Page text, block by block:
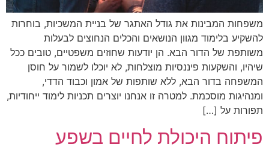
משפחות המבינות את גודל האתגר של בניית המשכיות, בוחרות
להשקיע בלימוד מגוון הנושאים והכלים הנחוצים לבעלות
משותפת של הדור הבא. הן יודעות שחוזים משפטיים, טובים ככל
שיהיו, והשקעות פיננסיות מוצלחות, לא יוכלו לשמור על חוסן
המשפחה בדור הבא, ללא שותפות של אמון וכבוד הדדי,
ומנהיגות מוסכמת. למטרה זו אנחנו יוצרים תכניות לימוד ייחודיות,
תפורות על […]
פיתוח היכולת לחיים בשפע